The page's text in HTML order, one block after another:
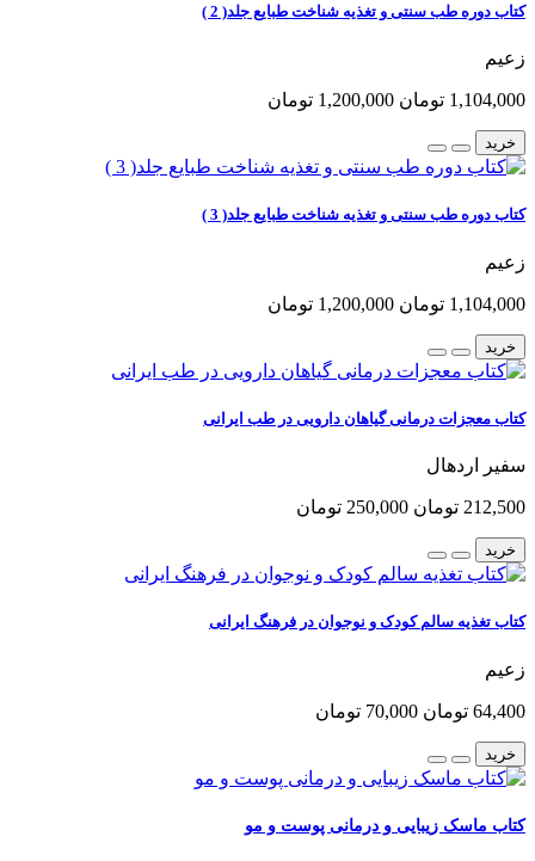
کتاب دوره طب سنتی و تغذیه شناخت طبایع جلد( 2 )
زعیم
1,104,000 تومان 1,200,000 تومان
خرید
کتاب دوره طب سنتی و تغذیه شناخت طبایع جلد( 3 )
زعیم
1,104,000 تومان 1,200,000 تومان
خرید
کتاب معجزات درمانی گیاهان دارویی در طب ایرانی
سفیر اردهال
212,500 تومان 250,000 تومان
خرید
کتاب تغذیه سالم کودک و نوجوان در فرهنگ ایرانی
زعیم
64,400 تومان 70,000 تومان
خرید
کتاب ماسک زیبایی و درمانی پوست و مو